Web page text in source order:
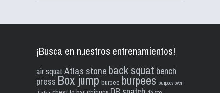
¡Busca en nuestros entrenamientos!
air squat Atlas stone back squat bench
press Box jump burpee burpees burpees over